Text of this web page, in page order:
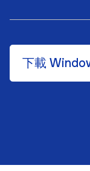
下載